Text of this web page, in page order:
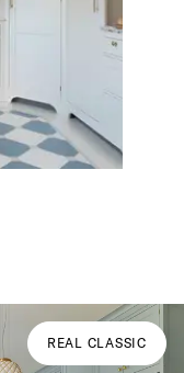
REAL CLASSIC